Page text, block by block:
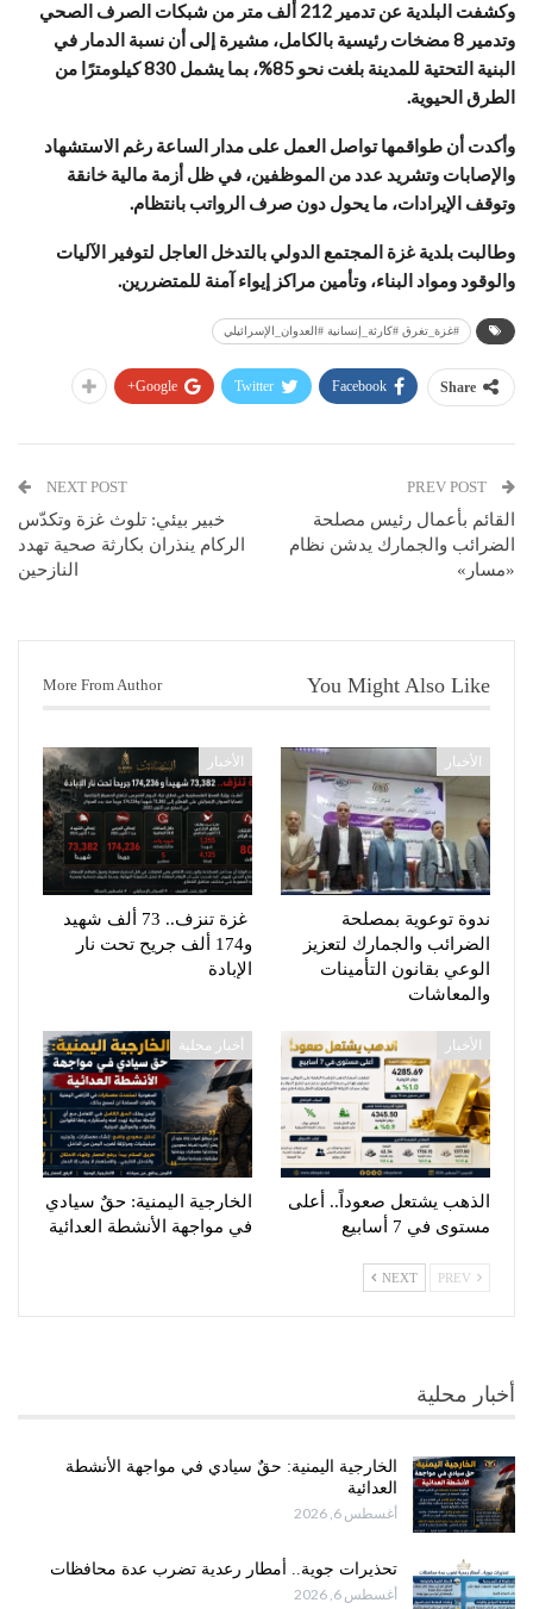
وكشفت البلدية عن تدمير 212 ألف متر من شبكات الصرف الصحي
وتدمير 8 مضخات رئيسية بالكامل، مشيرة إلى أن نسبة الدمار في
البنية التحتية للمدينة بلغت نحو 85%، بما يشمل 830 كيلومترًا من
الطرق الحيوية.
وأكدت أن طواقمها تواصل العمل على مدار الساعة رغم الاستشهاد
والإصابات وتشريد عدد من الموظفين، في ظل أزمة مالية خانقة
وتوقف الإيرادات، ما يحول دون صرف الرواتب بانتظام.
وطالبت بلدية غزة المجتمع الدولي بالتدخل العاجل لتوفير الآليات
والوقود ومواد البناء، وتأمين مراكز إيواء آمنة للمتضررين.
#غزة_تغرق #كارثة_إنسانية #العدوان_الإسرائيلي
Share
Facebook
Twitter
Google+
القائم بأعمال رئيس مصلحة
الضرائب والجمارك يدشن نظام
«مسار»
NEXT POST
خبير بيئي: تلوث غزة وتكدّس
الركام ينذران بكارثة صحية تهدد
النازحين
You Might Also Like
More From Author
الأخبار
ندوة توعوية بمصلحة
الضرائب والجمارك لتعزيز
الوعي بقانون التأمينات
والمعاشات
الأخبار
غزة تنزف.. 73 ألف شهيد
و174 ألف جريح تحت نار
الإبادة
الأخبار
الذهب يشتعل صعوداً.. أعلى
مستوى في 7 أسابيع
أخبار محلية
الخارجية اليمنية: حقٌ سيادي
في مواجهة الأنشطة العدائية
NEXT
أخبار محلية
الخارجية اليمنية: حقٌ سيادي في مواجهة الأنشطة
العدائية
أغسطس 6, 2026
تحذيرات جوية.. أمطار رعدية تضرب عدة محافظات
أغسطس 6, 2026